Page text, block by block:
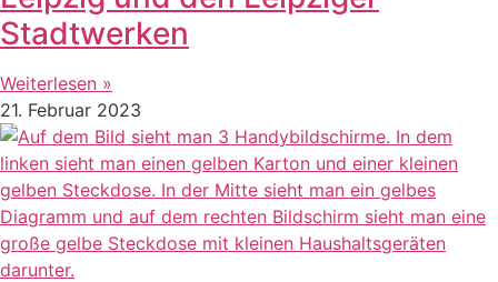
Stadtwerken
Weiterlesen »
21. Februar 2023